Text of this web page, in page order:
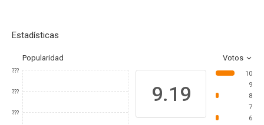
Estadísticas
Popularidad Votos
???
???
???
9.19
10
9
8
7
6